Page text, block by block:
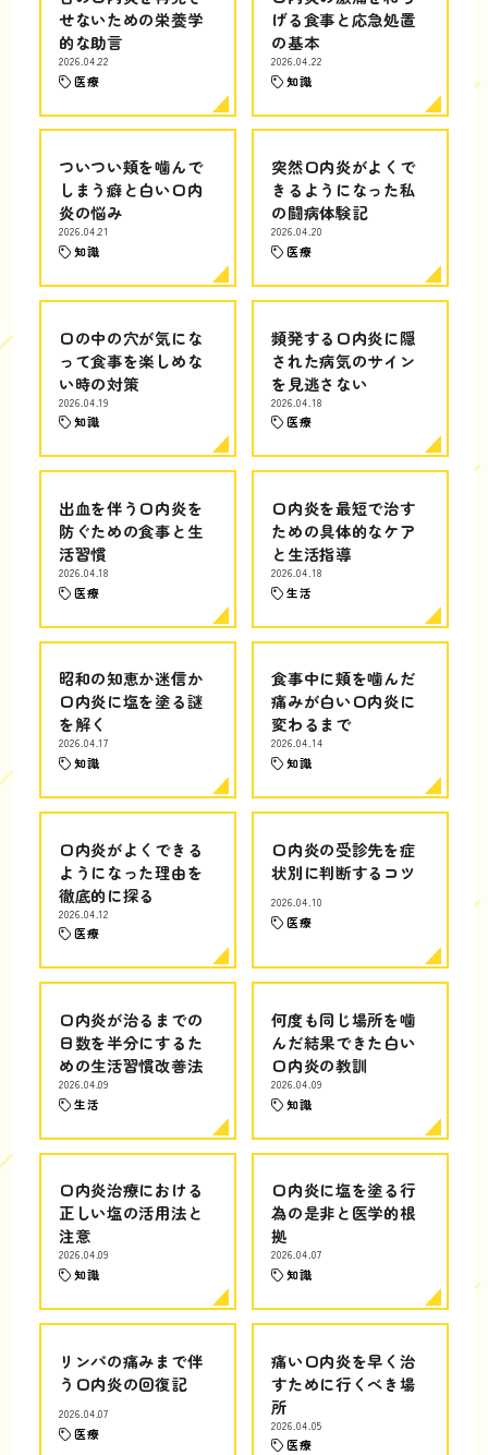
せないための栄養学
的な助言
2026.04.22
医療
げる食事と応急処置
の基本
2026.04.22
知識
ついつい頬を噛んで
しまう癖と白い口内
炎の悩み
2026.04.21
知識
突然口内炎がよくで
きるようになった私
の闘病体験記
2026.04.20
医療
口の中の穴が気にな
って食事を楽しめな
い時の対策
2026.04.19
知識
頻発する口内炎に隠
された病気のサイン
を見逃さない
2026.04.18
医療
出血を伴う口内炎を
防ぐための食事と生
活習慣
2026.04.18
医療
口内炎を最短で治す
ための具体的なケア
と生活指導
2026.04.18
生活
昭和の知恵か迷信か
口内炎に塩を塗る謎
を解く
2026.04.17
知識
食事中に頬を噛んだ
痛みが白い口内炎に
変わるまで
2026.04.14
知識
口内炎がよくできる
ようになった理由を
徹底的に探る
2026.04.12
医療
口内炎の受診先を症
状別に判断するコツ
2026.04.10
医療
口内炎が治るまでの
日数を半分にするた
めの生活習慣改善法
2026.04.09
生活
何度も同じ場所を噛
んだ結果できた白い
口内炎の教訓
2026.04.09
知識
口内炎治療における
正しい塩の活用法と
注意
2026.04.09
知識
口内炎に塩を塗る行
為の是非と医学的根
拠
2026.04.07
知識
リンパの痛みまで伴
う口内炎の回復記
2026.04.07
医療
痛い口内炎を早く治
すために行くべき場
所
2026.04.05
医療